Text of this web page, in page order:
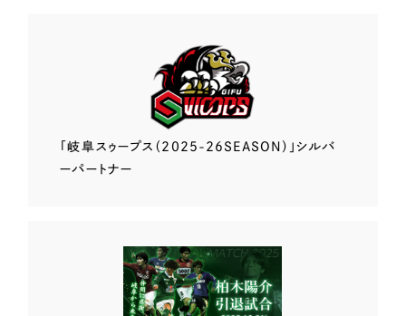
「岐阜スゥープス （2025-26SEASON）」 シルバ
ーパートナー